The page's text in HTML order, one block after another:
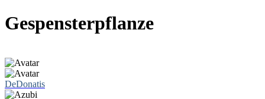
Gespensterpflanze
DeDonatis